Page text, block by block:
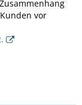
vor